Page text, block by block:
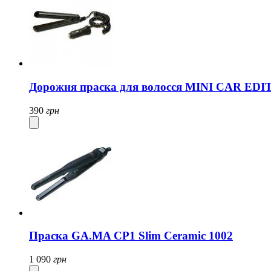
Дорожня праска для волосся MINI CAR
390 грн
Праска GA.MA CP1 Slim Ceramic 1002
1 090 грн